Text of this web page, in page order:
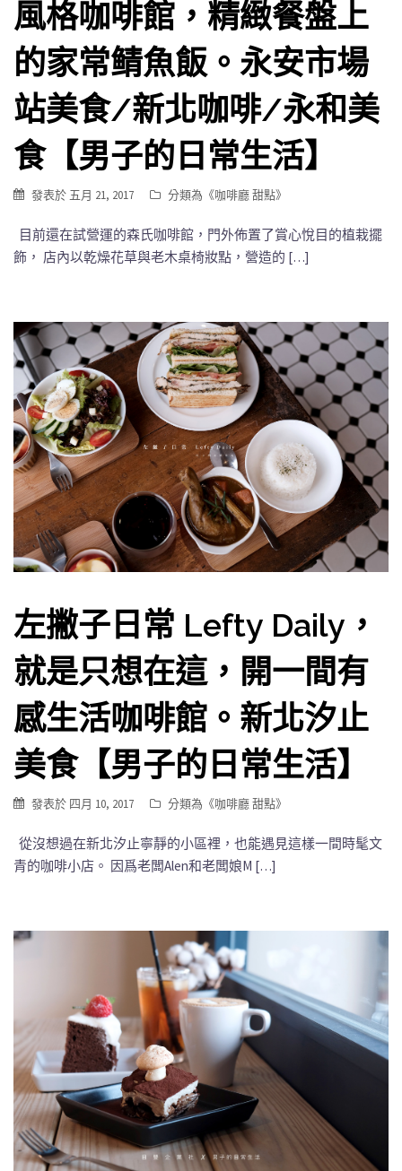
風格咖啡館，精緻餐盤上
的家常鲭魚飯。永安市場
站美食/新北咖啡/永和美
食【男子的日常生活】
發表於 五月 21, 2017 分類為《咖啡廳 甜點》
目前還在試營運的森氏咖啡館，門外佈置了賞心悅目的植栽擺
飾， 店內以乾燥花草與老木桌椅妝點，營造的 […]
左撇子日常 Lefty Daily，
就是只想在這，開一間有
感生活咖啡館。新北汐止
美食【男子的日常生活】
發表於 四月 10, 2017 分類為《咖啡廳 甜點》
從沒想過在新北汐止寧靜的小區裡，也能遇見這樣一間時髦文
青的咖啡小店。 因爲老闆Alen和老闆娘M […]